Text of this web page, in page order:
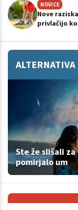
NOVICE
Nove
privlačijo
ALTERNATIVA
Ste že slišali
pomirjalo um